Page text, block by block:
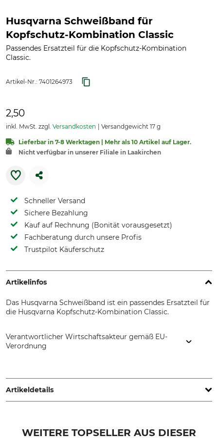
Husqvarna Schweißband für
Kopfschutz-Kombination Classic
Passendes Ersatzteil für die Kopfschutz-Kombination
Classic.
Artikel-Nr.: 7401264973
2,50
inkl. MwSt. zzgl. Versandkosten Versandgewicht 17 g
Lieferbar in 7-8 Werktagen | Mehr als 10 Artikel auf Lager.
Nicht verfügbar in unserer Filiale in Laakirchen
Schneller Versand
Sichere Bezahlung
Kauf auf Rechnung (Bonität vorausgesetzt)
Fachberatung durch unsere Profis
Trustpilot Käuferschutz
Artikelinfos
Das Husqvarna Schweißband ist ein passendes Ersatzteil für
die Husqvarna Kopfschutz-Kombination Classic.
Verantwortlicher Wirtschaftsakteur gemäß EU-
Verordnung
www.husqvarnagroup.com
Artikeldetails
WEITERE TOPSELLER AUS DIESER